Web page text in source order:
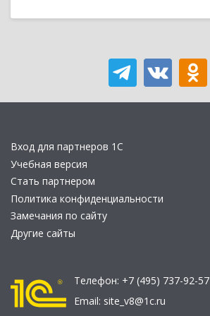
Вход для партнеров 1С
Учебная версия
Стать партнером
Политика конфиденциальности
Замечания по сайту
Другие сайты
Телефон: +7 (495) 737-92-57
Email: site_v8@1c.ru